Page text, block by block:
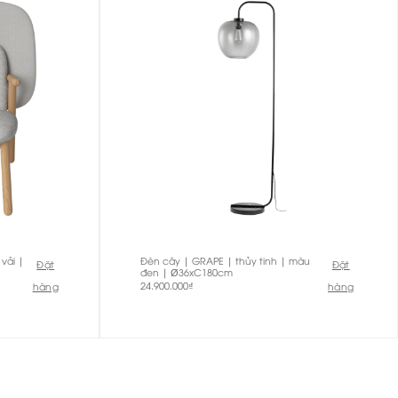
|
Đặt
hàng
Đèn cây | GRAPE | thủy tinh | màu
đen | Ø36xC180cm
24.900.000₫
Đặt
hàng